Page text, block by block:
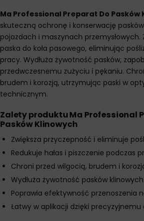
Ma Professional Preparat Do Pasków
skuteczną ochronę i konserwację
pojazdach i maszynach przemysłowych.
paska do koła pasowego, eliminując
pracy. Wydłuża żywotność pasków,
przedwczesnemu zużyciu i pękaniu.
brudem i korozją, utrzymując paski w
technicznym.
Zalety produktu Ma Professional
Pasków Klinowych
Zwiększa przyczepność i eliminuje
Redukuje hałas i piszczenie podczas
Chroni przed wilgocią, brudem i
Wydłuża żywotność pasków klinowych
Poprawia efektywność przenoszenia
Łatwy w aplikacji dzięki precyzyjnemu